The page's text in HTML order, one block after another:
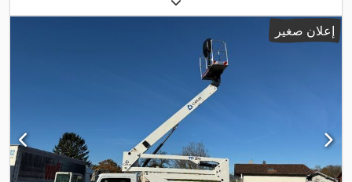
إعلان صغير